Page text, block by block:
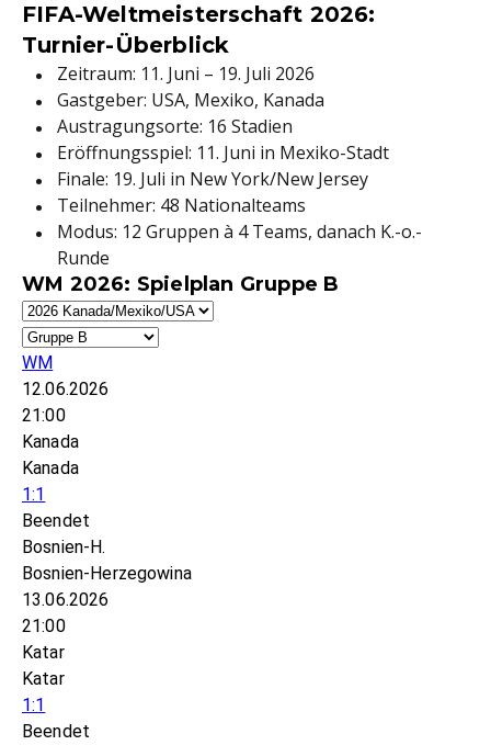
FIFA-Weltmeisterschaft 2026:
Turnier-Überblick
Zeitraum: 11. Juni – 19. Juli 2026
Gastgeber: USA, Mexiko, Kanada
Austragungsorte: 16 Stadien
Eröffnungsspiel: 11. Juni in Mexiko-Stadt
Finale: 19. Juli in New York/New Jersey
Teilnehmer: 48 Nationalteams
Modus: 12 Gruppen à 4 Teams, danach K.-o.-
Runde
WM 2026: Spielplan Gruppe B
WM
12.06.2026
21:00
Kanada
Kanada
1:1
Beendet
Bosnien-H.
Bosnien-Herzegowina
13.06.2026
21:00
Katar
Katar
1:1
Beendet